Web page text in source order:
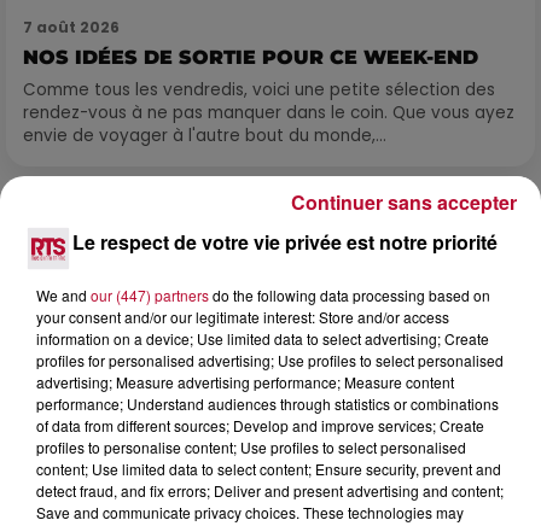
7 août 2026
NOS IDÉES DE SORTIE POUR CE WEEK-END
Comme tous les vendredis, voici une petite sélection des
rendez-vous à ne pas manquer dans le coin. Que vous ayez
envie de voyager à l'autre bout du monde,...
Le respect de votre vie privée est notre priorité
We and our (447) partnersdo the following data processing based on
your consent and/or our legitimate interest: Store and/or access
information on a device; Use limited data to select advertising; Create
profiles for personalised advertising; Use profiles to select personalised
advertising; Measure advertising performance; Measure content
performance; Understand audiences through statistics or combinations
of data from different sources; Develop and improve services; Create
profiles to personalise content; Use profiles to select personalised
content; Use limited data to select content; Ensure security, prevent and
detect fraud, and fix errors; Deliver and present advertising and content;
Save and communicate privacy choices. These technologies may
Continuer sans accepter